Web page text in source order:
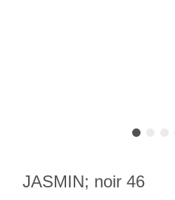
JASMIN; noir 46